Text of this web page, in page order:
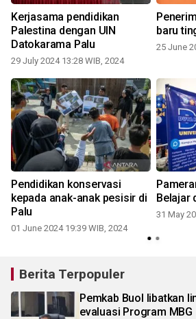
Kerjasama pendidikan
Palestina dengan UIN
Datokarama Palu
29 July 2024 13:28 WIB, 2024
baru
25 June
Pendidikan konservasi
kepada anak-anak pesisir di
Palu
01 June 2024 19:39 WIB, 2024
Belajar
31 May
Berita Terpopuler
Pemkab Buol libatkan
evaluasi Program MBG